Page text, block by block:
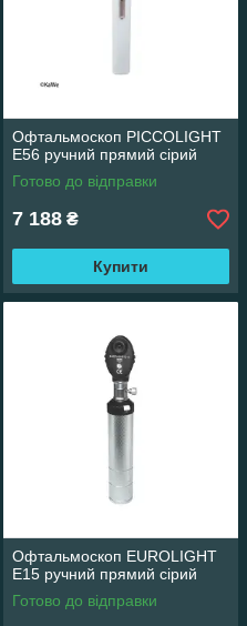
Офтальмоскоп PICCOLIGHT
E56 ручний прямий сірий
Готово до відправки
7 188 ₴
Купити
Офтальмоскоп EUROLIGHT
E15 ручний прямий сірий
Готово до відправки